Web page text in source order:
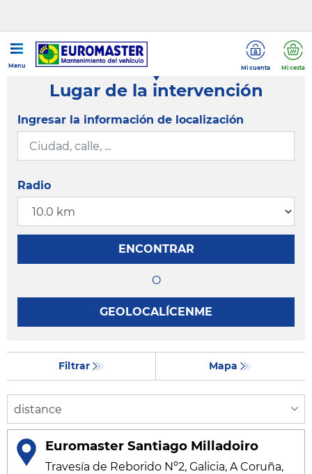
Menu Mi cuenta Mi cesta
Lugar de la intervención
Ingresar la información de localización
Radio
ENCONTRAR
O
GEOLOCALÍCENME
Filtrar Mapa
Euromaster Santiago Milladoiro
Travesía de Reborido Nº2, Galicia, A Coruña,